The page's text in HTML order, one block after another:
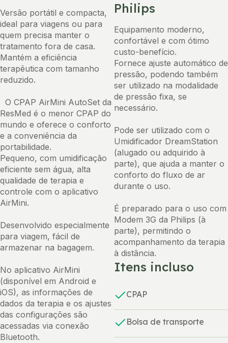
Versão portátil e compacta,
ideal para viagens ou para
quem precisa manter o
tratamento fora de casa.
Mantém a eficiência
terapêutica com tamanho
reduzido.
O CPAP AirMini AutoSet da
ResMed é o menor CPAP do
mundo e oferece o conforto
e a conveniência da
portabilidade.
Pequeno, com umidificação
eficiente sem água, alta
qualidade de terapia e
controle com o aplicativo
AirMini.
Desenvolvido especialmente
para viagem, fácil de
armazenar na bagagem.
No aplicativo AirMini
(disponível em Android e
iOS), as informações de
dados da terapia e os ajustes
das configurações são
acessadas via conexão
Bluetooth.
Philips
Equipamento moderno,
confortável e com ótimo
custo-benefício.
Fornece ajuste automático de
pressão, podendo também
ser utilizado na modalidade
de pressão fixa, se
necessário.
Pode ser utilizado com o
Umidificador DreamStation
(alugado ou adquirido à
parte), que ajuda a manter o
conforto do fluxo de ar
durante o uso.
É preparado para o uso com
Modem 3G da Philips (à
parte), permitindo o
acompanhamento da terapia
à distância.
Itens incluso
CPAP
Bolsa de transporte